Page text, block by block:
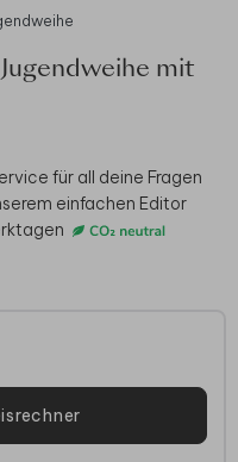
mit
für all deine Fragen
einfachen Editor